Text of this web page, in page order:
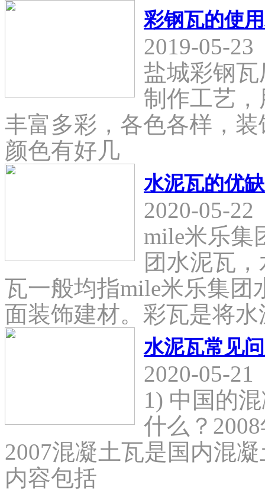
彩钢瓦的使
2019-05-23
盐城彩钢
制作工艺
丰富多彩，各色各样，
颜色有好几
水泥瓦的优
2020-05-22
mile米乐集
团水泥瓦
瓦一般均指mile米乐集团
面装饰建材。彩瓦是将
水泥瓦常见
2020-05-21
1) 中国的
什么？
2007混凝土瓦是国内混
内容包括